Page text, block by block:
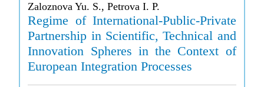
Zaloznova Yu. S., Petrova I. P.
Regime of International-Public-Private
Partnership in Scientific, Technical and
Innovation Spheres in the Context of
European Integration Processes